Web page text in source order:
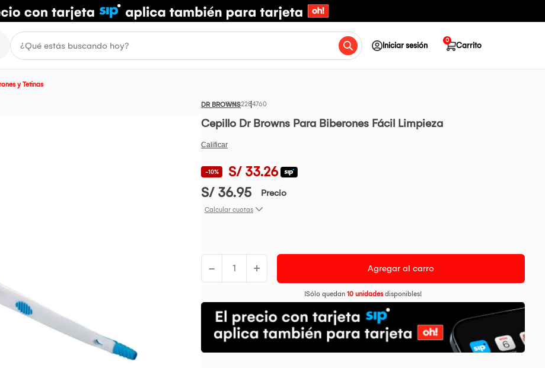
Iniciar sesión Carrito
0
y Tetinas
DR BROWNS2284760
Cepillo Dr Browns Para Biberones Fácil Limpieza
-10%
S/ 33.26
S/ 36.95
Precio
Calcular cuotas
- + Agregar al carro
¡Sólo quedan 10 unidadesdisponibles!